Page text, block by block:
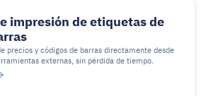
impresión de etiquetas de
precios y códigos de barras directamente desde
externas, sin pérdida de tiempo.